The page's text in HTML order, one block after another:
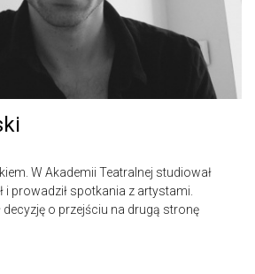
W Akademii Teatralnej studiował
i prowadził spotkania z artystami.
decyzję o przejściu na drugą stronę